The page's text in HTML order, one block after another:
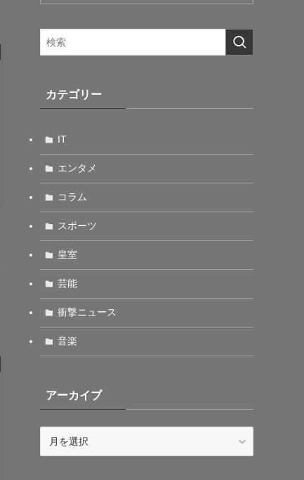
カテゴリー
IT
エンタメ
コラム
スポーツ
皇室
芸能
衝撃ニュース
音楽
アーカイブ